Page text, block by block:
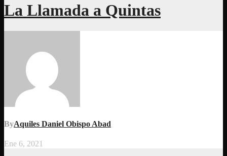
La Llamada a Quintas
ByAquiles Daniel Obispo Abad
Ene 6, 2021